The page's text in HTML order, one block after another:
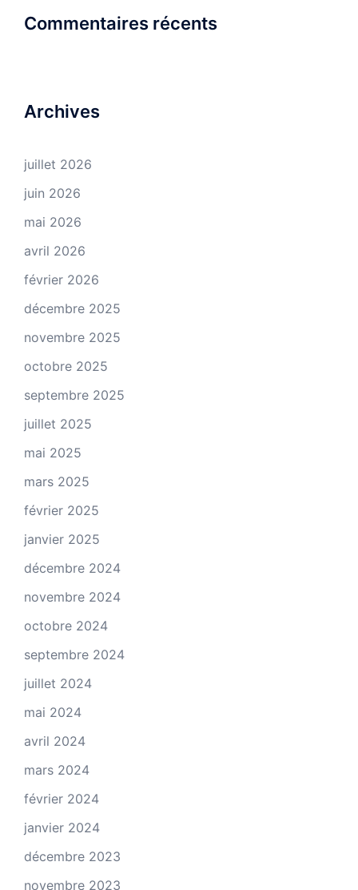
Commentaires récents
Archives
juillet 2026
juin 2026
mai 2026
avril 2026
février 2026
décembre 2025
novembre 2025
octobre 2025
septembre 2025
juillet 2025
mai 2025
mars 2025
février 2025
janvier 2025
décembre 2024
novembre 2024
octobre 2024
septembre 2024
juillet 2024
mai 2024
avril 2024
mars 2024
février 2024
janvier 2024
décembre 2023
novembre 2023